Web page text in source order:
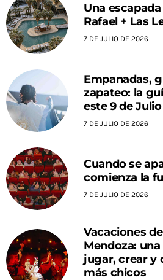
Una
Rafael + Las
7 DE JULIO DE 2026
Empanadas,
zapateo: la
este 9 de Julio
7 DE JULIO DE 2026
Cuando se
comienza la
7 DE JULIO DE 2026
Vacaciones
Mendoza:
jugar, crear y
más chicos